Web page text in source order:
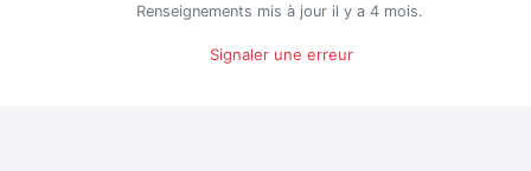
Renseignements mis à jour il y a 4 mois.
Signaler une erreur